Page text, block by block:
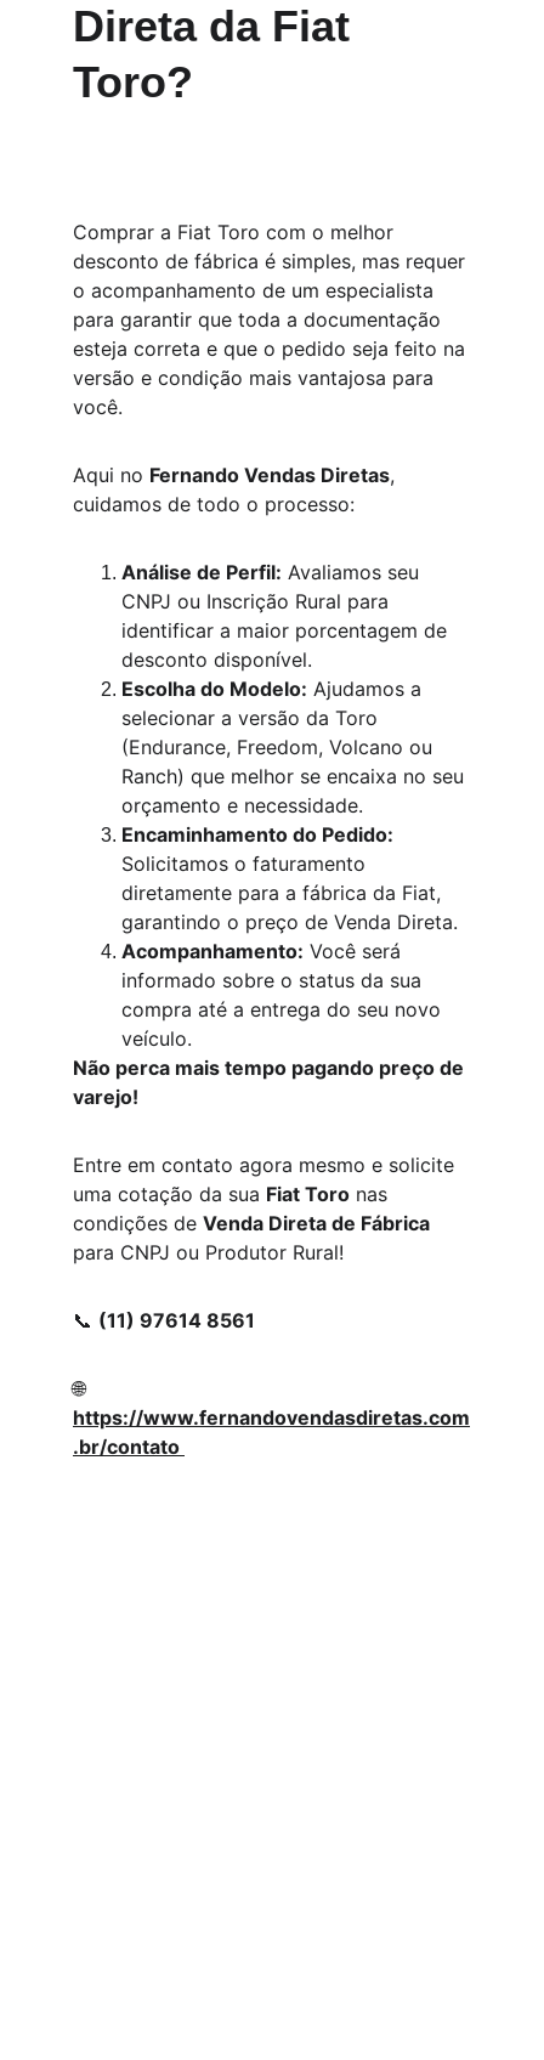
Direta da Fiat
Toro?
Comprar a Fiat Toro com o melhor
desconto de fábrica é simples, mas requer
o acompanhamento de um especialista
para garantir que toda a documentação
esteja correta e que o pedido seja feito na
versão e condição mais vantajosa para
você.
Aqui no Fernando Vendas Diretas,
cuidamos de todo o processo:
Análise de Perfil: Avaliamos seu
CNPJ ou Inscrição Rural para
identificar a maior porcentagem de
desconto disponível.
Escolha do Modelo: Ajudamos a
selecionar a versão da Toro
(Endurance, Freedom, Volcano ou
Ranch) que melhor se encaixa no seu
orçamento e necessidade.
Encaminhamento do Pedido:
Solicitamos o faturamento
diretamente para a fábrica da Fiat,
garantindo o preço de Venda Direta.
Acompanhamento: Você será
informado sobre o status da sua
compra até a entrega do seu novo
veículo.
Não perca mais tempo pagando preço de
varejo!
Entre em contato agora mesmo e solicite
uma cotação da sua Fiat Toro nas
condições de Venda Direta de Fábrica
para CNPJ ou Produtor Rural!
📞 (11) 97614 8561
🌐
https://www.fernandovendasdiretas.com
.br/contato